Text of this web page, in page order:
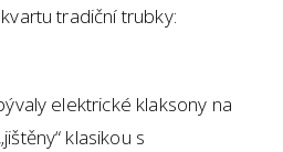
tradiční trubky:
elektrické klaksony na
klasikou s